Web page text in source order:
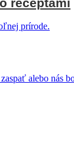
receptami